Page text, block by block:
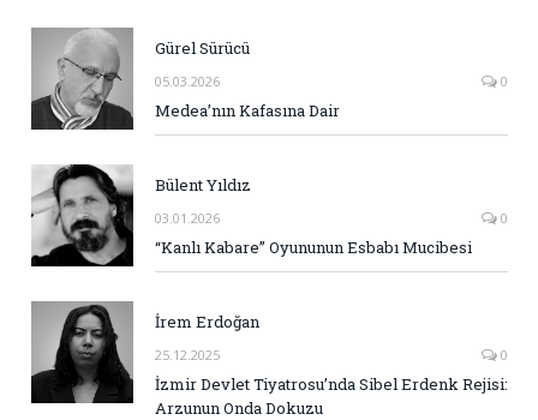
Gürel Sürücü
05.03.2026 0
Medea’nın Kafasına Dair
Bülent Yıldız
03.01.2026 0
“Kanlı Kabare” Oyununun Esbabı Mucibesi
İrem Erdoğan
25.12.2025 0
İzmir Devlet Tiyatrosu’nda Sibel Erdenk Rejisi:
Arzunun Onda Dokuzu